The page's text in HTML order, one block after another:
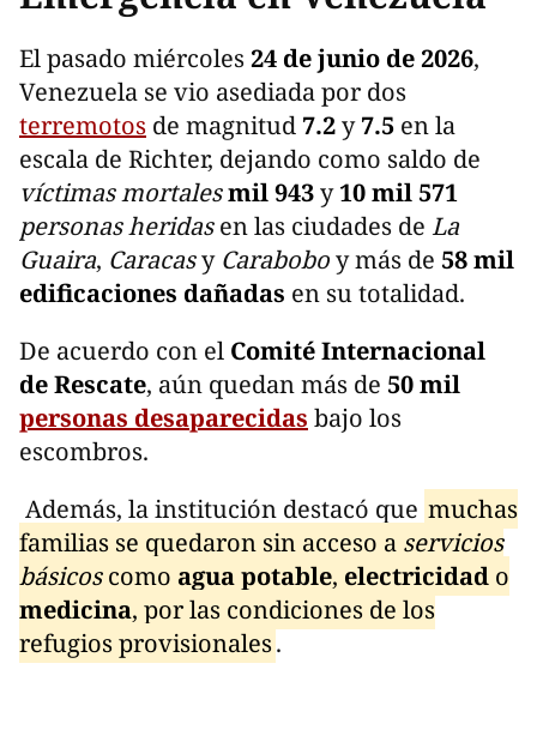
El pasado miércoles 24 de junio de 2026,
Venezuela se vio asediada por dos
terremotos de magnitud 7.2y7.5 en la
escala de Richter, dejando como saldo de
víctimas mortalesmil 943y10 mil 571
personas heridasen las ciudades de La
Guaira, Caracasy Caraboboy más de 58 mil
edificaciones dañadas en su totalidad.
De acuerdo con el Comité Internacional
de Rescate, aún quedan más de 50 mil
personas desaparecidas bajo los
escombros.
Además, la institución destacó que muchas
familias se quedaron sin acceso a servicios
básicoscomo agua potable, electricidad o
medicina, por las condiciones de los
refugios provisionales.